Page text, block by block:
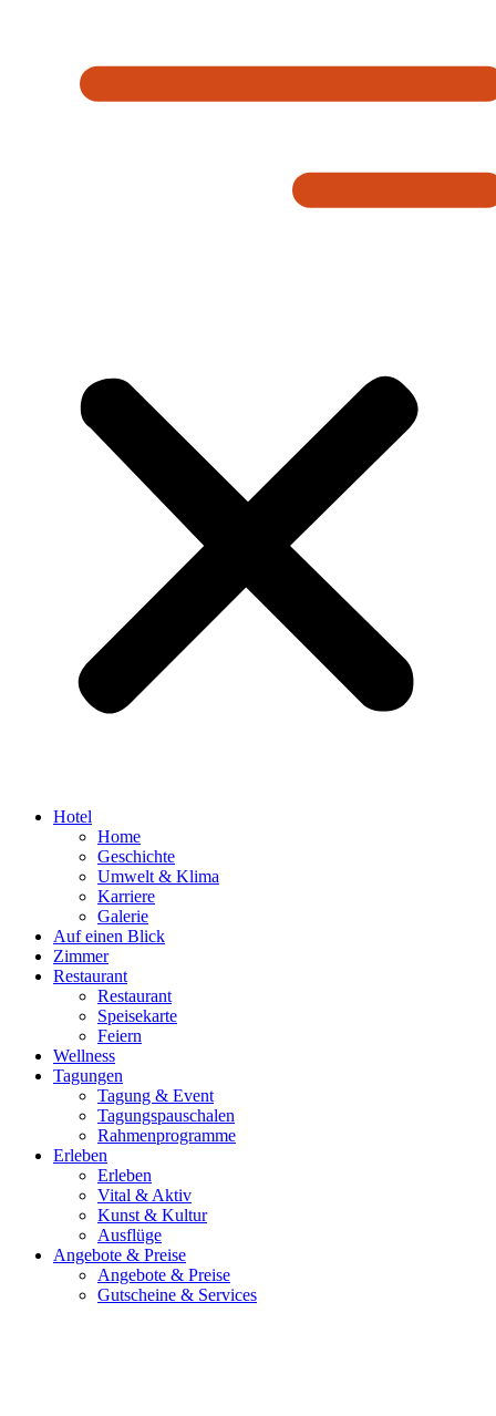
Hotel
Home
Geschichte
Umwelt & Klima
Karriere
Galerie
Auf einen Blick
Zimmer
Restaurant
Restaurant
Speisekarte
Feiern
Wellness
Tagungen
Tagung & Event
Tagungspauschalen
Rahmenprogramme
Erleben
Erleben
Vital & Aktiv
Kunst & Kultur
Ausflüge
Angebote & Preise
Angebote & Preise
Gutscheine & Services